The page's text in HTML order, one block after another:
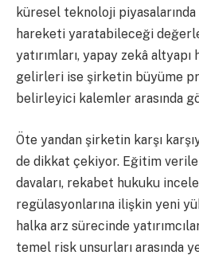
küresel teknoloji
hareketi yaratabileceği
yatırımları, yapay zekâ altyapı
gelirleri ise şirketin büyüme
belirleyici kalemler arasında
Öte yandan şirketin karşı
de dikkat çekiyor. Eğitim
davaları, rekabet hukuku
regülasyonlarına ilişkin yeni
halka arz sürecinde
temel risk unsurları arasında